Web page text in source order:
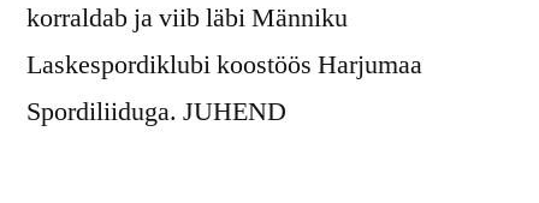
korraldab ja viib läbi Männiku
Laskespordiklubi koostöös Harjumaa
Spordiliiduga. JUHEND